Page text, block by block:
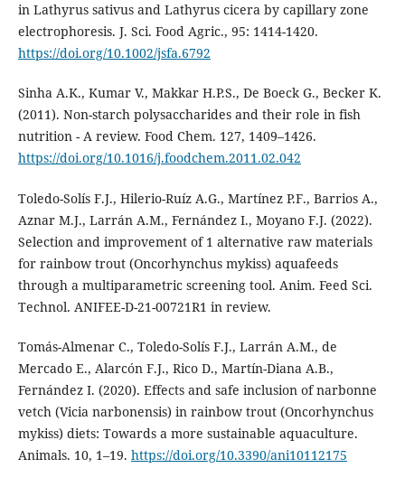
in Lathyrus sativus and Lathyrus cicera by capillary zone
electrophoresis. J. Sci. Food Agric., 95: 1414-1420.
https://doi.org/10.1002/jsfa.6792
Sinha A.K., Kumar V., Makkar H.P.S., De Boeck G., Becker K.
(2011). Non-starch polysaccharides and their role in fish
nutrition - A review. Food Chem. 127, 1409–1426.
https://doi.org/10.1016/j.foodchem.2011.02.042
Toledo-Solís F.J., Hilerio-Ruíz A.G., Martínez P.F., Barrios A.,
Aznar M.J., Larrán A.M., Fernández I., Moyano F.J. (2022).
Selection and improvement of 1 alternative raw materials
for rainbow trout (Oncorhynchus mykiss) aquafeeds
through a multiparametric screening tool. Anim. Feed Sci.
Technol. ANIFEE-D-21-00721R1 in review.
Tomás-Almenar C., Toledo-Solís F.J., Larrán A.M., de
Mercado E., Alarcón F.J., Rico D., Martín-Diana A.B.,
Fernández I. (2020). Effects and safe inclusion of narbonne
vetch (Vicia narbonensis) in rainbow trout (Oncorhynchus
mykiss) diets: Towards a more sustainable aquaculture.
Animals. 10, 1–19. https://doi.org/10.3390/ani10112175